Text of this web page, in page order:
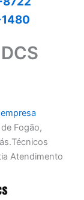
empresa
Fogão,
Atendimento